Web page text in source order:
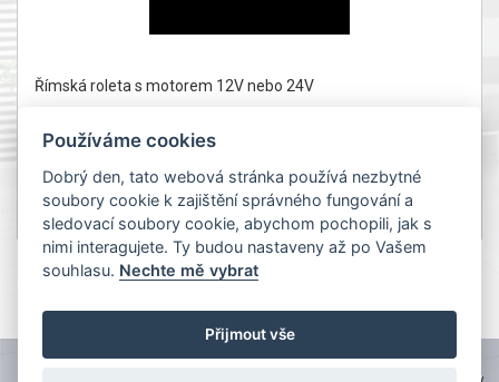
Římská roleta s motorem 12V nebo 24V
Detail
od 4Kč
bez DPH od 3 Kč
1
TOPWEBY - webhosting, domény, tvorba www
Používáme cookies
Dobrý den, tato webová stránka používá nezbytné
soubory cookie k zajištění správného fungování a
sledovací soubory cookie, abychom pochopili, jak s
nimi interagujete. Ty budou nastaveny až po Vašem
souhlasu. Nechte mě vybrat
Přijmout vše